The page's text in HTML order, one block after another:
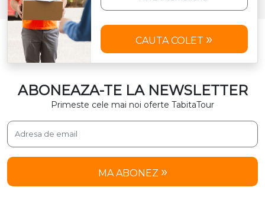
CAUTA COLET
ABONEAZA-TE LA NEWSLETTER
Primeste cele mai noi oferte TabitaTour
MA ABONEZ